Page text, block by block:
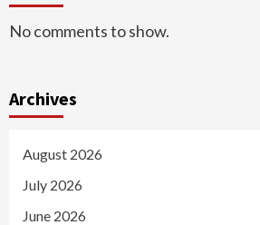
No comments to show.
Archives
August 2026
July 2026
June 2026